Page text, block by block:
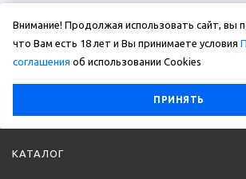
Внимание! Продолжая использовать сайт, вы
что Вам есть 18 лет и Вы принимаете условия
соглашения об использовании Сookies
ПРИНЯТЬ
КАТАЛОГ